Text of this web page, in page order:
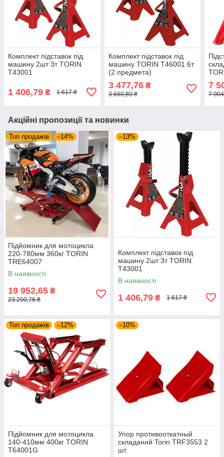
Комплект підставок під
машину 2шт 3т TORIN
T43001
1 406,79 ₴ 1 617 ₴
Комплект підставок під
машину TORIN T46001 6т
(2 предмета)
3 477,76₴
3 660,80 ₴
7
7
Акційні пропозиції та новинки
Топ продажів –14%
Підйомник для мотоцикла
220-780мм 360кг TORIN
TRE64007
В наявності
19 952,65 ₴
23 200,76 ₴
–13%
Комплект підставок під
машину 2шт 3т TORIN
T43001
В наявності
1 406,79 ₴ 1 617 ₴
Топ продажів –12%
Підйомник для мотоцикла
140-410мм 400кг TORIN
T64001G
–10%
Упор противооткатный
складаний Torin TRF3553 2
шт.